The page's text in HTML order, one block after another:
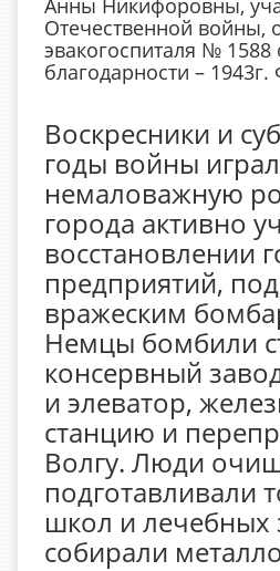
Отечественной войны,
эвакогоспиталя №
благодарности –
Воскресники и
годы войны
немаловажную
города активно
восстановлении
предприятий,
вражеским
Немцы бомбили
консервный
и элеватор,
станцию и
Волгу. Люди
подготавливали
школ и лечебных
собирали